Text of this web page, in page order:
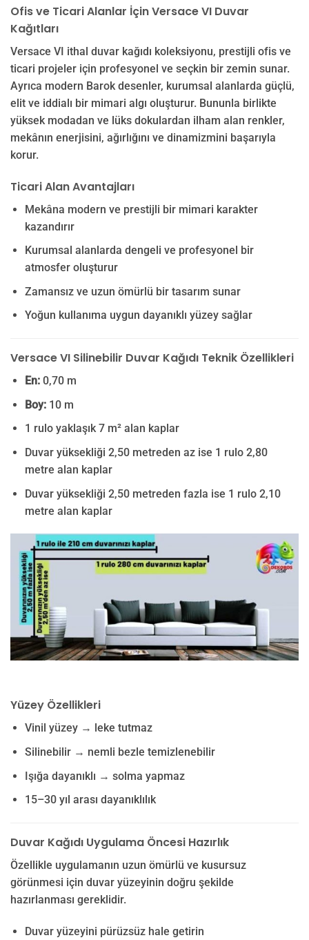
Ofis ve Ticari Alanlar İçin Versace VI Duvar
Kağıtları
Versace VI ithal duvar kağıdı koleksiyonu, prestijli ofis ve
ticari projeler için profesyonel ve seçkin bir zemin sunar.
Ayrıca modern Barok desenler, kurumsal alanlarda güçlü,
elit ve iddialı bir mimari algı oluşturur. Bununla birlikte
yüksek modadan ve lüks dokulardan ilham alan renkler,
mekânın enerjisini, ağırlığını ve dinamizmini başarıyla
korur.
Ticari Alan Avantajları
Mekâna modern ve prestijli bir mimari karakter
kazandırır
Kurumsal alanlarda dengeli ve profesyonel bir
atmosfer oluşturur
Zamansız ve uzun ömürlü bir tasarım sunar
Yoğun kullanıma uygun dayanıklı yüzey sağlar
Versace VI Silinebilir Duvar Kağıdı Teknik Özellikleri
En:0,70 m
Boy:10 m
1 rulo yaklaşık 7 m² alan kaplar
Duvar yüksekliği 2,50 metreden az ise 1 rulo 2,80
metre alan kaplar
Duvar yüksekliği 2,50 metreden fazla ise 1 rulo 2,10
metre alan kaplar
Yüzey Özellikleri
Vinil yüzey → leke tutmaz
Silinebilir → nemli bezle temizlenebilir
Işığa dayanıklı → solma yapmaz
15–30 yıl arası dayanıklılık
Duvar Kağıdı Uygulama Öncesi Hazırlık
Özellikle uygulamanın uzun ömürlü ve kusursuz
görünmesi için duvar yüzeyinin doğru şekilde
hazırlanması gereklidir.
Duvar yüzeyini pürüzsüz hale getirin